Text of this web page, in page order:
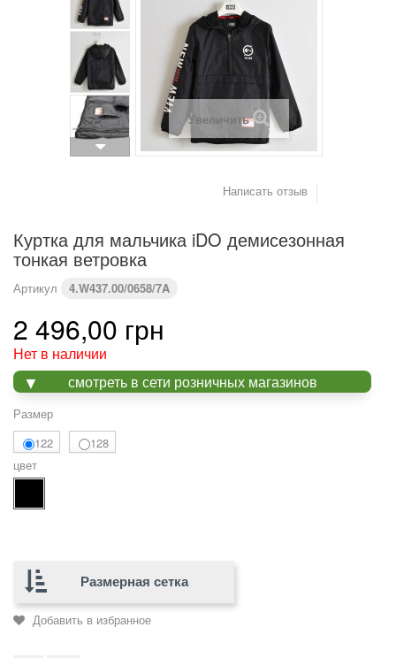
Увеличить
Написать отзыв
Куртка для мальчика iDO демисезонная
тонкая ветровка
Артикул 4.W437.00/0658/7A
2 496,00 грн
Нет в наличии
смотреть в сети розничных магазинов
Размер
122
128
цвет
(см)
Вес (кг)
Предупреждение : размеры тела, а не одежды
Размерная сетка
Добавить в избранное